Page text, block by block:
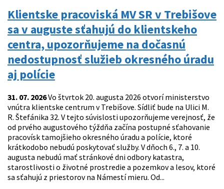
Klientske pracoviská MV SR v Trebišove
sa v auguste sťahujú do klientskeho
centra, upozorňujeme na dočasnú
nedostupnosť služieb okresného úradu
aj polície
31. 07. 2026Vo štvrtok 20. augusta 2026 otvorí ministerstvo
vnútra klientske centrum v Trebišove. Sídliť bude na Ulici M.
R. Štefánika 32. V tejto súvislosti upozorňujeme verejnosť, že
od prvého augustového týždňa začína postupné sťahovanie
pracovísk tamojšieho okresného úradu a polície, ktoré
krátkodobo nebudú poskytovať služby. V dňoch 6., 7. a 10.
augusta nebudú mať stránkové dni odbory katastra,
starostlivosti o životné prostredie a pozemkov a lesov, ktoré
sa sťahujú z priestorov na Námestí mieru. Od...